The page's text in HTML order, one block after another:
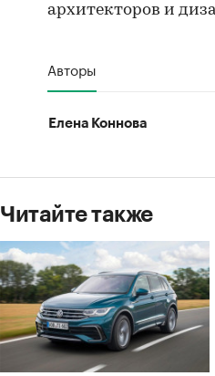
архитекторов и
Авторы
Елена Коннова
Читайте также